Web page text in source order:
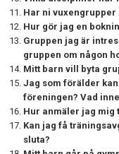
MINI Ö-CUPEN
PARAGYMNASTIK
WORLD GYMNAESTRADA
Har ni vuxengrupper
Hur gör jag en
Gruppen jag är
gruppen om någon
Mitt barn vill byta
Jag som förälder
föreningen? Vad
Hur anmäler jag mig
Kan jag få
sluta?